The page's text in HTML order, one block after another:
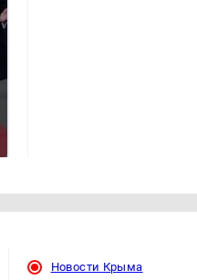
Новости Крыма